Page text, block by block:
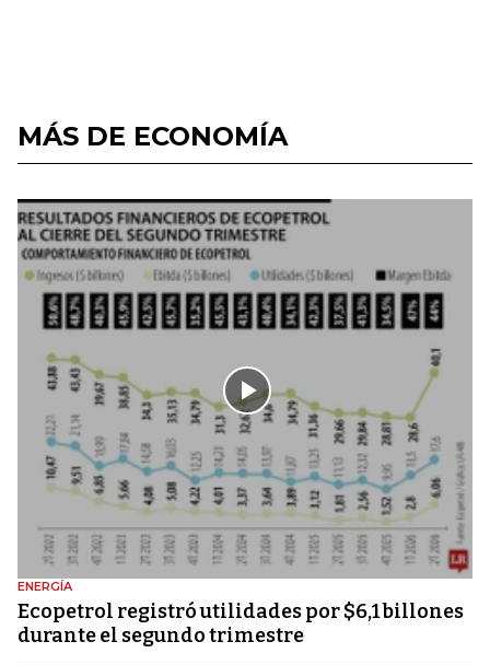
MÁS DE ECONOMÍA
ENERGÍA
Ecopetrol registró utilidades por $6,1 billones
durante el segundo trimestre